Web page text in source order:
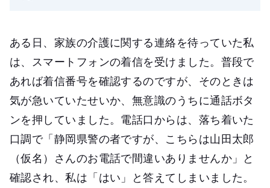
ある日、家族の介護に関する連絡を待っていた私
は、スマートフォンの着信を受けました。普段で
あれば着信番号を確認するのですが、そのときは
気が急いていたせいか、無意識のうちに通話ボタ
ンを押していました。電話口からは、落ち着いた
口調で「静岡県警の者ですが、こちらは山田太郎
（仮名）さんのお電話で間違いありませんか」と
確認され、私は「はい」と答えてしまいました。